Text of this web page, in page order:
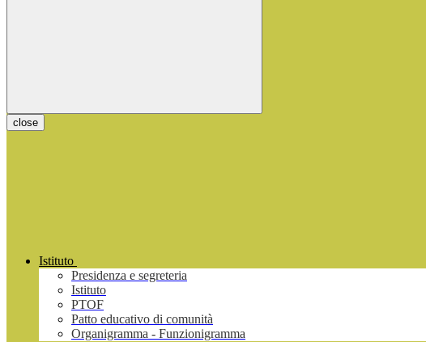
close
Istituto
Presidenza e segreteria
Istituto
PTOF
Patto educativo di comunità
Organigramma - Funzionigramma